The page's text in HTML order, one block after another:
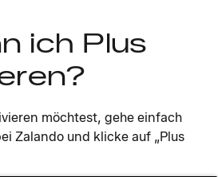
ich Plus
möchtest, gehe einfach
Zalando und klicke auf „Plus